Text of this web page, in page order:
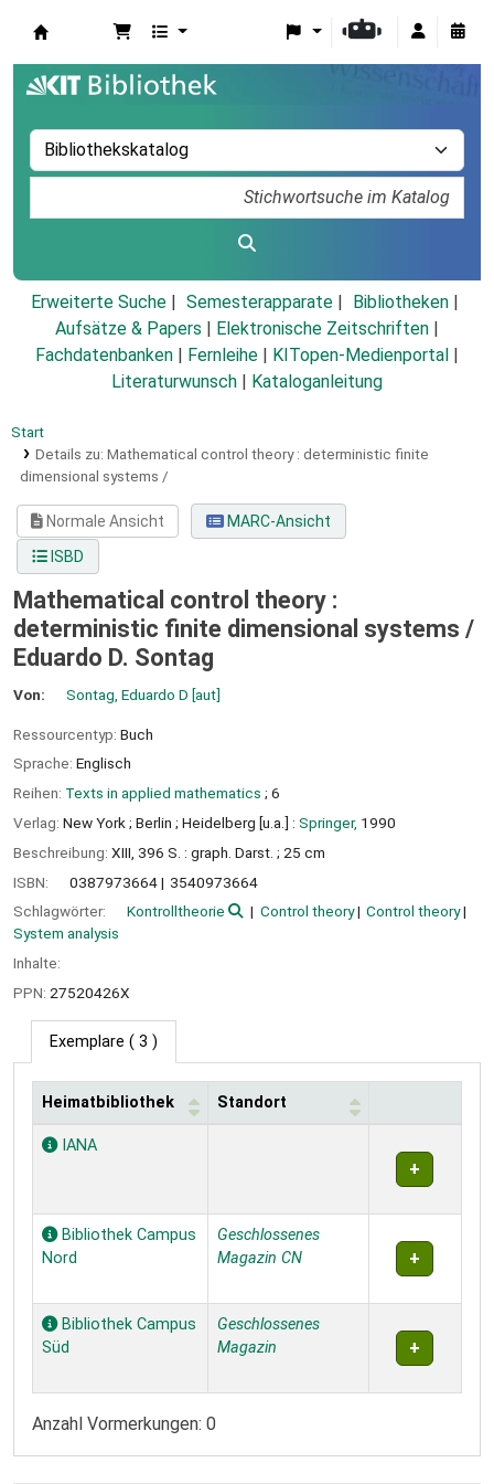
Erweiterte Suche Semesterapparate
Bibliotheken
Aufsätze & Papers
Elektronische Zeitschriften
Fachdatenbanken
Fernleihe KITopen-Medienportal
Literaturwunsch
Kataloganleitung
Start
Details zu: Mathematical control theory : deterministic finite
dimensional systems /
Normale Ansicht
MARC-Ansicht
ISBD
Mathematical control theory :
deterministic finite dimensional systems /
Eduardo D. Sontag
Von: Sontag, Eduardo D [aut]
Ressourcentyp: Buch
Sprache: Englisch
Reihen: Texts in applied mathematics ; 6
Verlag: New York ; Berlin ; Heidelberg [u.a.] : Springer, 1990
Beschreibung: XIII, 396 S. : graph. Darst. ; 25 cm
ISBN:
0387973664
3540973664
Schlagwörter:
Kontrolltheorie Control theory
Control theory
System analysis
Inhalte:
PPN: 27520426X
Exemplare ( 3 )
Exemplare
Heimatbibliothek Standort
IANA
Bibliothek Campus
Nord
Geschlossenes
Magazin CN
Bibliothek Campus
Süd
Geschlossenes
Magazin
Anzahl Vormerkungen: 0